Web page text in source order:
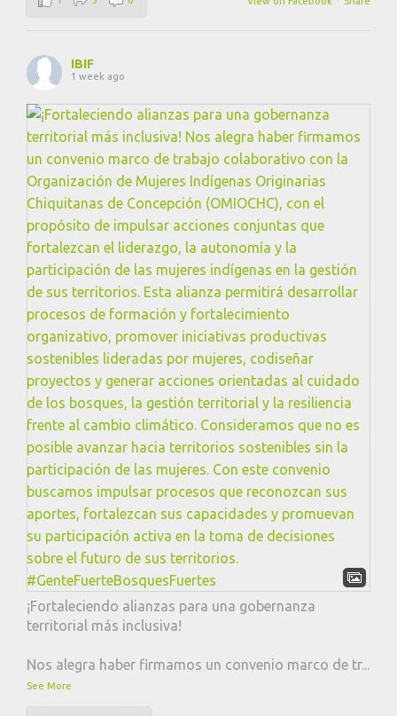
IBIF
1 week ago
¡Fortaleciendo alianzas para una gobernanza
territorial más inclusiva!
Nos alegra haber firmamos un convenio marco de tr...
See More